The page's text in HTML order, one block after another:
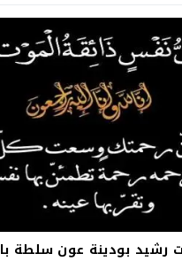
رشيد بودينة عون سلطة